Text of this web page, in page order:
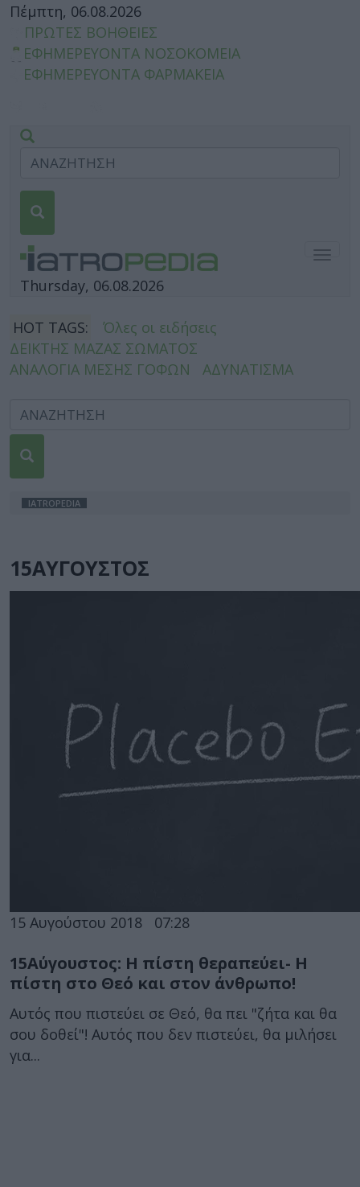
Πέμπτη, 06.08.2026
ΠΡΩΤΕΣ ΒΟΗΘΕΙΕΣ
ΕΦΗΜΕΡΕΥΟΝΤΑ ΝΟΣΟΚΟΜΕΙΑ
ΕΦΗΜΕΡΕΥΟΝΤΑ ΦΑΡΜΑΚΕΙΑ
Thursday, 06.08.2026
HOT TAGS:
Όλες οι ειδήσεις
ΔΕΙΚΤΗΣ ΜΑΖΑΣ ΣΩΜΑΤΟΣ
ΑΝΑΛΟΓΙΑ ΜΕΣΗΣ ΓΟΦΩΝ
ΑΔΥΝΑΤΙΣΜΑ
IATROPEDIA
15ΑΥΓΟΥΣΤΟΣ
15 Αυγούστου 2018 07:28
15Αύγουστος: Η πίστη θεραπεύει- Η
πίστη στο Θεό και στον άνθρωπο!
Αυτός που πιστεύει σε Θεό, θα πει "ζήτα και θα
σου δοθεί"! Αυτός που δεν πιστεύει, θα μιλήσει
για...